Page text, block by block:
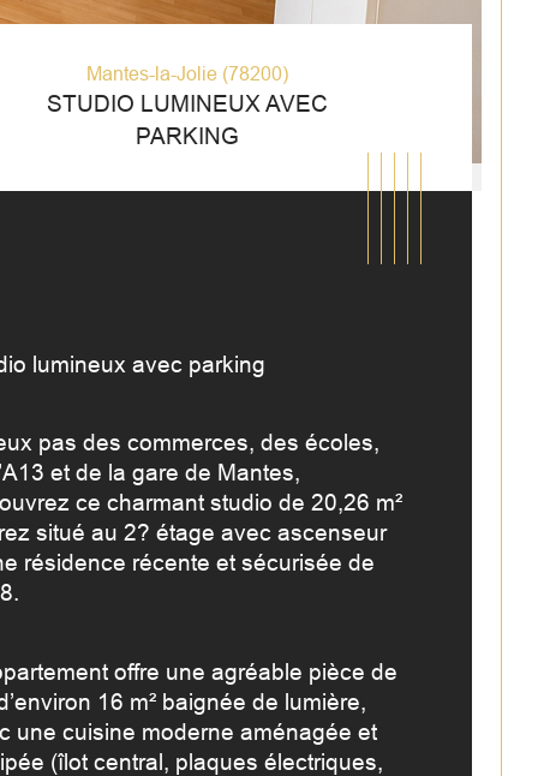
Mantes-la-Jolie (78200)
STUDIO LUMINEUX AVEC
PARKING
Valeurs
salle de bains
lumineux avec parking
pas des commerces, des écoles,
et de la gare de Mantes,
ce charmant studio de 20,26 m²
situé au 2? étage avec ascenseur
résidence récente et sécurisée de
offre une agréable pièce de
16 m² baignée de lumière,
une cuisine moderne aménagée et
(îlot central, plaques électriques,